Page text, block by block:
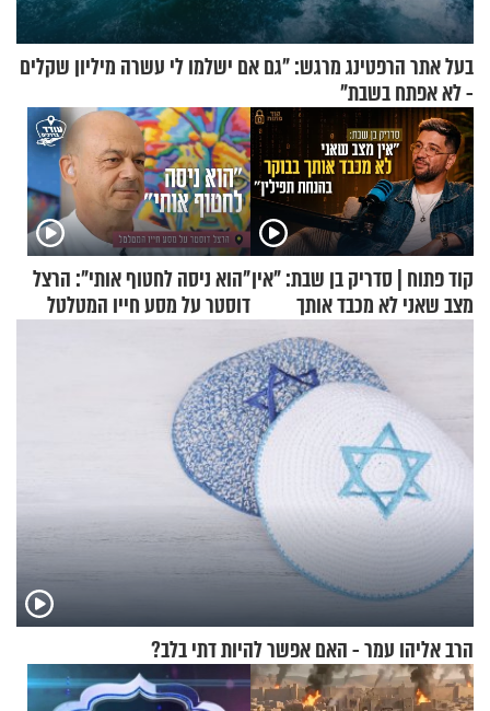
בעל אתר הרפטינג מרגש: "גם אם ישלמו לי עשרה מיליון שקלים
- לא אפתח בשבת"
קוד פתוח | סדריק בן שבת: "אין
מצב שאני לא מכבד אותך
בבוקר בהנחת תפילין"
"הוא ניסה לחטוף אותי": הרצל
דוסטר על מסע חייו המטלטל
הרב אליהו עמר - האם אפשר להיות דתי בלב?